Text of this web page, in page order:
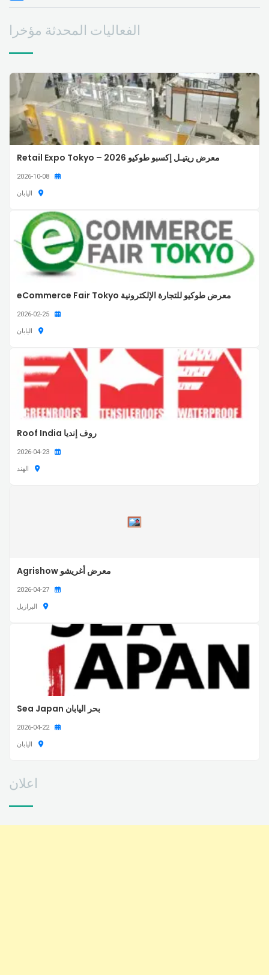
الفعاليات المحدثة مؤخرا
معرض ريتيـل إكسبو طوكيو 2026 – Retail Expo Tokyo
اليابان
معرض طوكيو للتجارة الإلكترونية eCommerce Fair Tokyo
اليابان
روف إنديا Roof India
الهند
معرض أغريشو Agrishow
البرازيل
بحر اليابان Sea Japan
2026-04-22
اليابان
اعلان